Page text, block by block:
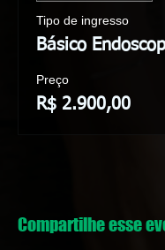
Tipo de ingresso
Básico
Preço
R$ 2.900,00
Compartilhe esse